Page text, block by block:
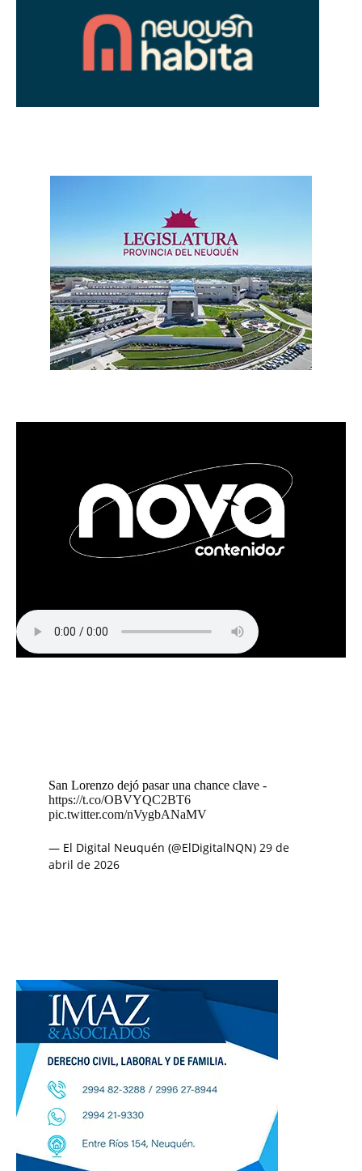
San Lorenzo dejó pasar una chance clave -
https://t.co/OBVYQC2BT6
pic.twitter.com/nVygbANaMV
— El Digital Neuquén (@ElDigitalNQN) 29 de
abril de 2026